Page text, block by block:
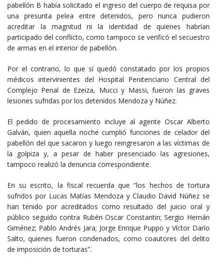
pabellón B había solicitado el ingreso del cuerpo de requisa por
una presunta pelea entre detenidos, pero nunca pudieron
acreditar la magnitud ni la identidad de quienes habrían
participado del conflicto, como tampoco se verificó el secuestro
de armas en el interior de pabellón.
Por el contrario, lo que sí quedó constatado por los propios
médicos intervinientes del Hospital Penitenciario Central del
Complejo Penal de Ezeiza, Mucci y Massi, fueron las graves
lesiones sufridas por los detenidos Mendoza y Núñez.
El pedido de procesamiento incluye al agente Oscar Alberto
Galván, quien aquella noche cumplió funciones de celador del
pabellón del que sacaron y luego reingresaron a las víctimas de
la golpiza y, a pesar de haber presenciado las agresiones,
tampoco realizó la denuncia correspondiente.
En su escrito, la fiscal recuerda que “los hechos de tortura
sufridos por Lucas Matías Mendoza y Claudio David Núñez se
han tenido por acreditados como resultado del juicio oral y
público seguido contra Rubén Oscar Constantin; Sergio Hernán
Giménez; Pablo Andrés Jara; Jorge Enrique Puppo y Víctor Darío
Salto, quienes fueron condenados, como coautores del delito
de imposición de torturas”.